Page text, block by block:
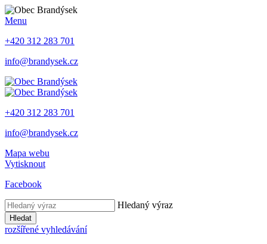
Menu
+420 312 283 701
info@brandysek.cz
+420 312 283 701
info@brandysek.cz
Mapa webu
Vytisknout
Facebook
Hledaný výraz
Hledat
rozšířené vyhledávání